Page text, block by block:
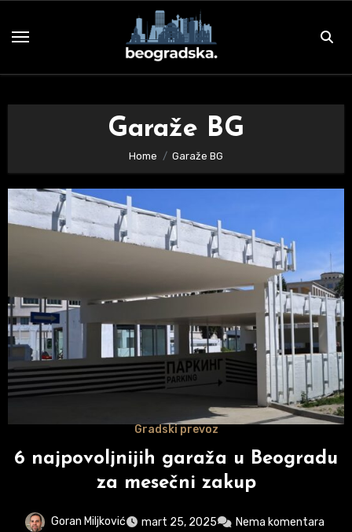
Garaže BG
Home Garaže BG
Gradski prevoz
6 najpovoljnijih garaža u Beogradu
za mesečni zakup
Goran Miljković mart 25, 2025 Nema komentara